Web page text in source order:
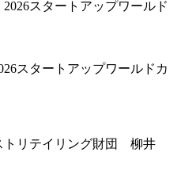
スタートアップワールドカ